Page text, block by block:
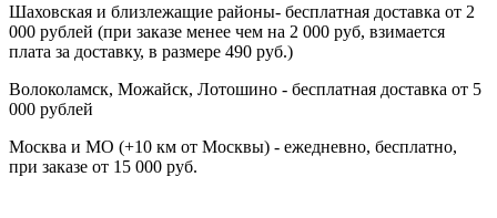
Шаховская и близлежащие районы- бесплатная доставка от 2
000 рублей (при заказе менее чем на 2 000 руб, взимается
плата за доставку, в размере 490 руб.)
Волоколамск, Можайск, Лотошино - бесплатная доставка от 5
000 рублей
Москва и МО (+10 км от Москвы) - ежедневно, бесплатно,
при заказе от 15 000 руб.